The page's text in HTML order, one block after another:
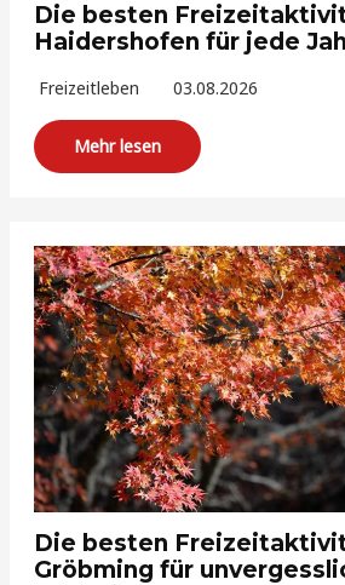
Die besten
Haidershofen für jede
Freizeitleben 03.08.2026
Mehr lesen
Die besten
Gröbming für